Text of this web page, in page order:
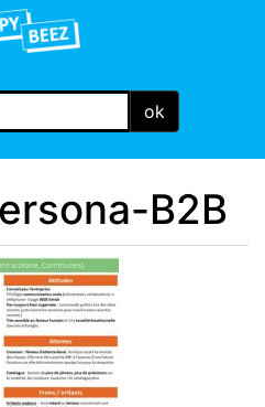
ok
B2B